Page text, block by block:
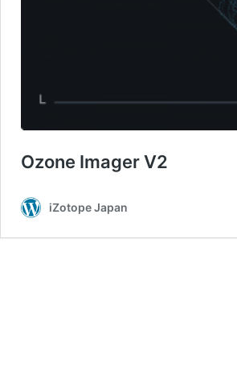
Ozone Imager V2
iZotope Japan